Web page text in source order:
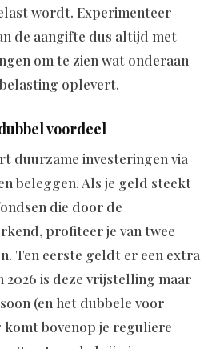
wordt. Experimenteer
de aangifte dus altijd met
om te zien wat onderaan
oplevert.
voordeel
duurzame investeringen via
beleggen. Als je geld steekt
die door de
profiteer je van twee
Ten eerste geldt er een extra
2026 is deze vrijstelling maar
(en het dubbele voor
bovenop je reguliere